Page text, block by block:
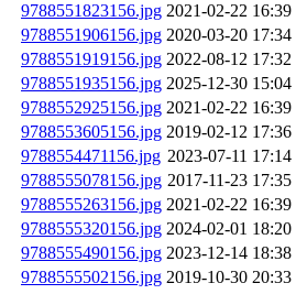
9788551823156.jpg 2021-02-22 16:39
9788551906156.jpg 2020-03-20 17:34
9788551919156.jpg 2022-08-12 17:32
9788551935156.jpg 2025-12-30 15:04
9788552925156.jpg 2021-02-22 16:39
9788553605156.jpg 2019-02-12 17:36
9788554471156.jpg 2023-07-11 17:14
9788555078156.jpg 2017-11-23 17:35
9788555263156.jpg 2021-02-22 16:39
9788555320156.jpg 2024-02-01 18:20
9788555490156.jpg 2023-12-14 18:38
9788555502156.jpg 2019-10-30 20:33